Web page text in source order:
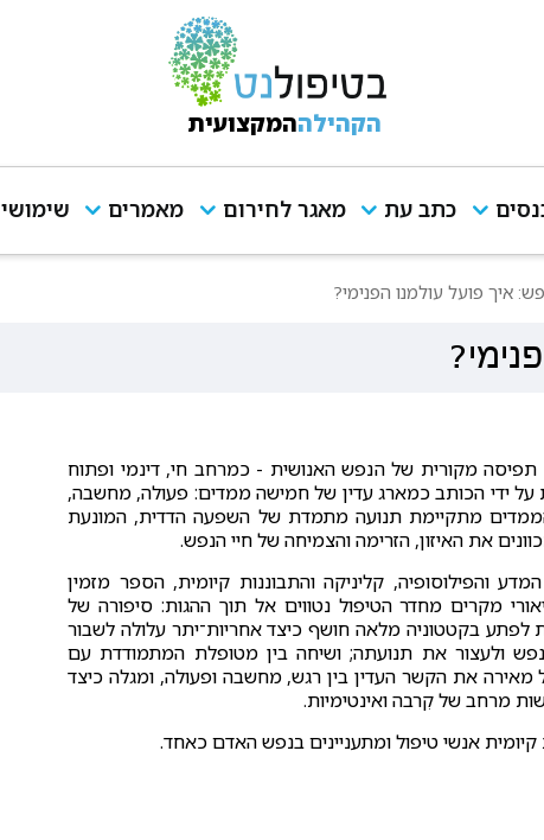
הקהילההמקצועית
כתב עת מאגר לחירום מאמרים שימושי
איך פועל עולמנו הפנימי?
מקורית של הנפש האנושית - כמרחב חי, דינמי ופתוח
ידי הכותב כמארג עדין של חמישה ממדים: פעולה, מחשבה,
הממדים מתקיימת תנועה מתמדת של השפעה הדדית, המונעת
את האיזון, הזרימה והצמיחה של חיי הנפש.
והפילוסופיה, קליניקה והתבוננות קיומית, הספר מזמין
מקרים מחדר הטיפול נטווים אל תוך ההגות: סיפורה של
לפתע בקטטוניה מלאה חושף כיצד אחריות־יתר עלולה לשבור
ולעצור את תנועתה; ושיחה בין מטופלת המתמודדת עם
מאירה את הקשר העדין בין רגש, מחשבה ופעולה, ומגלה כיצד
מרחב של קִרבה ואינטימיות.
אנשי טיפול ומתעניינים בנפש האדם כאחד.